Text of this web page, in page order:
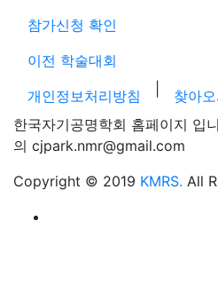
참가신청 확인
이전 학술대회
개인정보처리방침
찾아
한국자기공명학회 홈페이지 입
의 cjpark.nmr@gmail.com
Copyright © 2019 KMRS. All